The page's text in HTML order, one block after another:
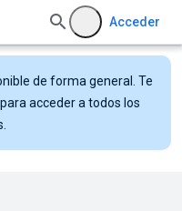
Acceder
de forma general. Te
acceder a todos los